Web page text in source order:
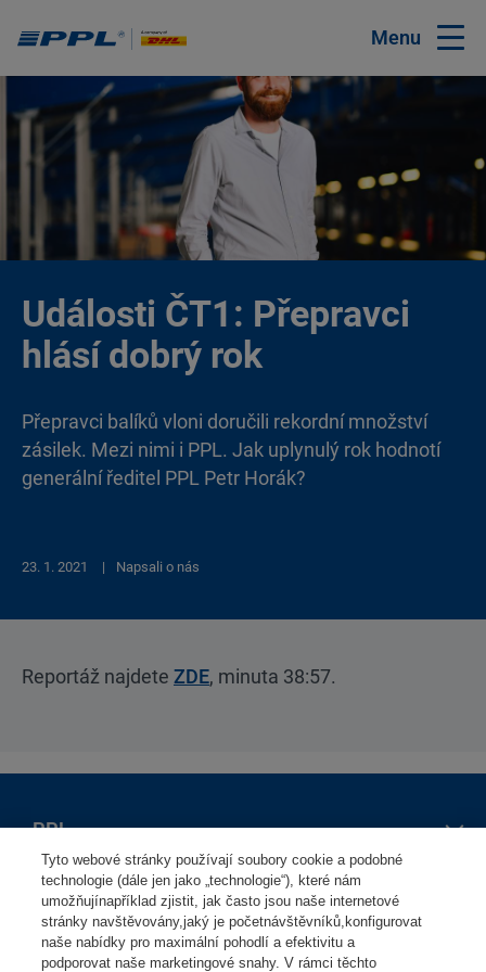
Menu
Události ČT1: Přepravci
hlásí dobrý rok
Přepravci balíků vloni doručili rekordní množství
zásilek. Mezi nimi i PPL. Jak uplynulý rok hodnotí
generální ředitel PPL Petr Horák?
23. 1. 2021 Napsali o nás
Reportáž najdete ZDE, minuta 38:57.
PPL
Mapa výdejních míst
Seznam výdejních míst
Osoby
Vyhledat zásilku
Tyto webové stránky používají soubory cookie a podobné
technologie (dále jen jako „technologie“), které nám
umožňujínapříklad zjistit, jak často jsou naše internetové
stránky navštěvovány,jaký je početnávštěvníků,konfigurovat
naše nabídky pro maximální pohodlí a efektivitu a
podporovat naše marketingové snahy. V rámci těchto